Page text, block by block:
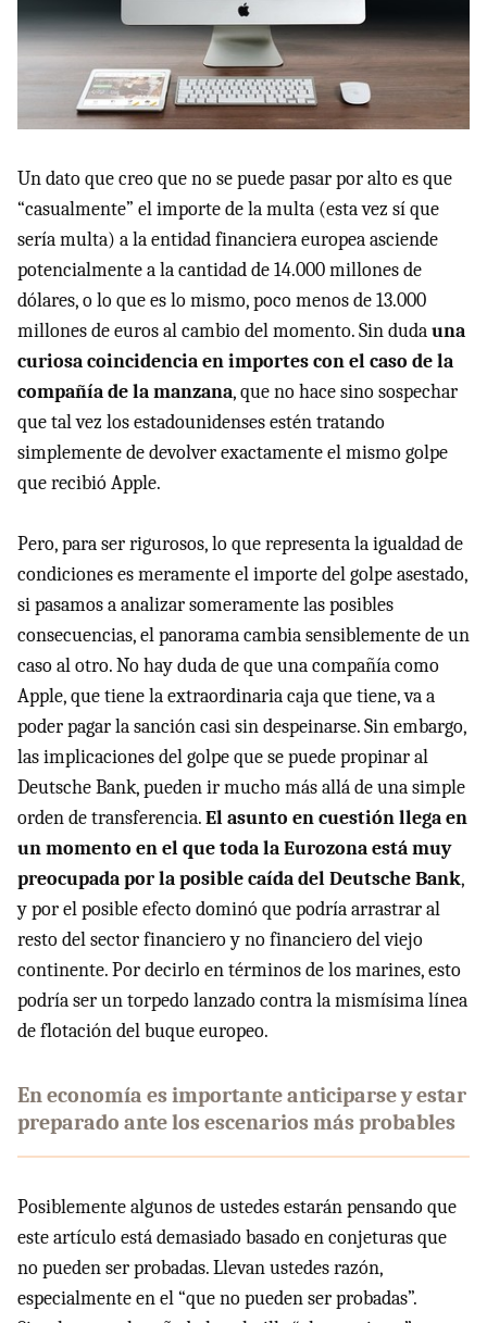
Un dato que creo que no se puede pasar por alto es que
“casualmente” el importe de la multa (esta vez sí que
sería multa) a la entidad financiera europea asciende
potencialmente a la cantidad de 14.000 millones de
dólares, o lo que es lo mismo, poco menos de 13.000
millones de euros al cambio del momento. Sin dudauna
curiosa coincidencia en importes con el caso de la
compañía de la manzana, que no hace sino sospechar
que tal vez los estadounidenses estén tratando
simplemente de devolver exactamente el mismo golpe
que recibió Apple.
Pero, para ser rigurosos, lo que representa la igualdad de
condiciones es meramente el importe del golpe asestado,
si pasamos a analizar someramente las posibles
consecuencias, el panorama cambia sensiblemente de un
caso al otro. No hay duda de que una compañía como
Apple, que tiene la extraordinaria caja que tiene, va a
poder pagar la sanción casi sin despeinarse. Sin embargo,
las implicaciones del golpe que se puede propinar al
Deutsche Bank, pueden ir mucho más allá de una simple
orden de transferencia.El asunto en cuestión llega en
un momento en el que toda la Eurozona está muy
preocupada por la posible caída del Deutsche Bank,
y por el posible efecto dominó que podría arrastrar al
resto del sector financiero y no financiero del viejo
continente. Por decirlo en términos de los marines, esto
podría ser un torpedo lanzado contra la mismísima línea
de flotación del buque europeo.
En economía es importante anticiparse y estar
preparado ante los escenarios más probables
Posiblemente algunos de ustedes estarán pensando que
este artículo está demasiado basado en conjeturas que
no pueden ser probadas. Llevan ustedes razón,
especialmente en el “que no pueden ser probadas”.